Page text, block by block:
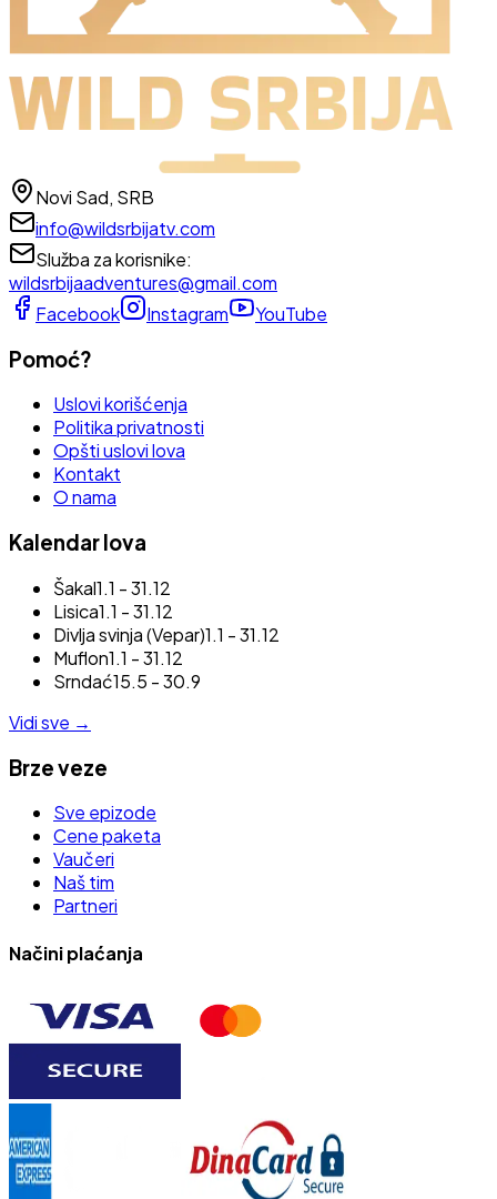
Novi Sad, SRB
info@wildsrbijatv.com
Služba za korisnike:
wildsrbijaadventures@gmail.com
Facebook
Instagram YouTube
Pomoć?
Uslovi korišćenja
Politika privatnosti
Opšti uslovi lova
Kontakt
O nama
Kalendar lova
Šakal1.1 - 31.12
Lisica1.1 - 31.12
Divlja svinja (Vepar)1.1 - 31.12
Muflon1.1 - 31.12
Srndać15.5 - 30.9
Vidi sve →
Brze veze
Sve epizode
Cene paketa
Vaučeri
Naš tim
Partneri
Načini plaćanja